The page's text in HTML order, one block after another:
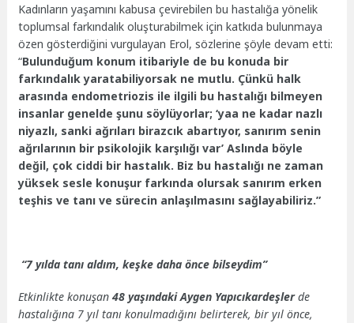
Kadınların yaşamını kabusa çevirebilen bu hastalığa yönelik
toplumsal farkındalık oluşturabilmek için katkıda bulunmaya
özen gösterdiğini vurgulayan Erol, sözlerine şöyle devam etti:
“Bulunduğum konum itibariyle de bu konuda bir
farkındalık yaratabiliyorsak ne mutlu. Çünkü halk
arasında endometriozis ile ilgili bu hastalığı bilmeyen
insanlar genelde şunu söylüyorlar; ‘yaa ne kadar nazlı
niyazlı, sanki ağrıları birazcık abartıyor, sanırım senin
ağrılarının bir psikolojik karşılığı var’ Aslında böyle
değil, çok ciddi bir hastalık. Biz bu hastalığı ne zaman
yüksek sesle konuşur farkında olursak sanırım erken
teşhis ve tanı ve sürecin anlaşılmasını sağlayabiliriz.”
“7 yılda tanı aldım, keşke daha önce bilseydim”
Etkinlikte konuşan48 yaşındaki Aygen Yapıcıkardeşlerde
hastalığına 7 yıl tanı konulmadığını belirterek, bir yıl önce,